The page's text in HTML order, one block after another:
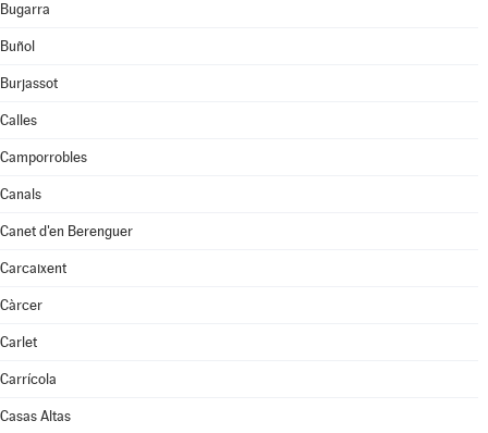
Bugarra
Buñol
Burjassot
Calles
Camporrobles
Canals
Canet d'en Berenguer
Carcaixent
Càrcer
Carlet
Carrícola
Casas Altas